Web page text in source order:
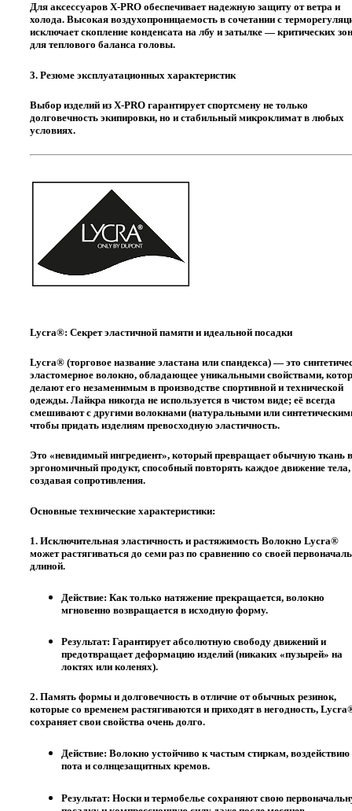
Для аксессуаров X-PRO обеспечивает надежную защиту от ветра и
холода. Высокая воздухопроницаемость в сочетании с
исключает скопление конденсата на лбу и затылке — критических
для теплового баланса головы.
3. Резюме эксплуатационных характеристик
Выбор изделий из X-PRO гарантирует спортсмену не только
долговечность экипировки, но и стабильный микроклиматв любых
условиях.
Lycra®: Секрет эластичной памяти и идеальной посадки
Lycra® (торговое название эластана или спандекса) — это
эластомерное волокно, обладающее уникальными свойствами,
делают его незаменимым в производстве спортивной и технической
одежды. Лайкра никогда не используется в чистом виде; её всегда
смешивают с другими волокнами (натуральными или
чтобы придать изделиям превосходную эластичность.
Это «невидимый ингредиент», который превращает обычную ткань в
эргономичный продукт, способный повторять каждое движение тела,
создавая сопротивления.
Основные технические характеристики:
1. Исключительная эластичность и растяжимость Волокно Lycra®
может растягиваться до семи раз по сравнению со своей
длиной.
Действие: Как только натяжение прекращается, волокно
мгновенно возвращается в исходную форму.
Результат: Гарантирует абсолютную свободу движений и
предотвращает деформацию изделий (никаких «пузырей» на
локтях или коленях).
2. Память формы и долговечность в отличие от обычных резинок,
которые со временем растягиваются и приходят в негодность,
сохраняет свои свойства очень долго.
Действие: Волокно устойчиво к частым стиркам, воздействию
пота и солнцезащитных кремов.
Результат: Носки и термобелье сохраняют свою